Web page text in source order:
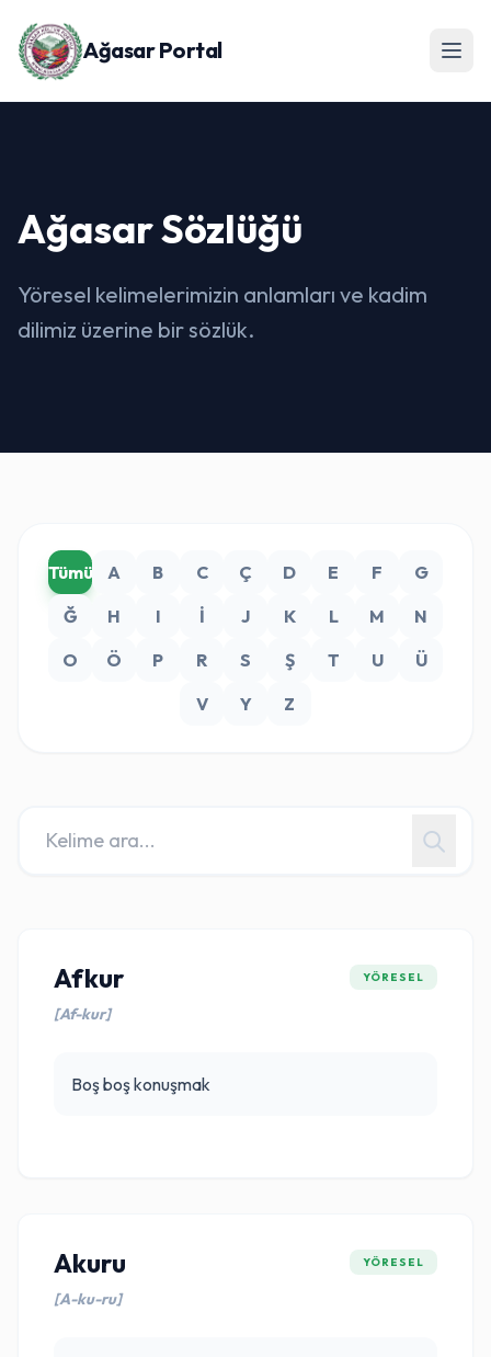
Ağasar Portal
Ağasar Sözlüğü
Yöresel kelimelerimizin anlamları ve kadim
dilimiz üzerine bir sözlük.
Tümü A B C Ç D E F
G
Ğ
H I İ J K L M
N
O
Ö P R S Ş T U
Ü
V
Y Z
Afkur
[Af-kur]
YÖRESEL
Boş boş konuşmak
Akuru
[A-ku-ru]
YÖRESEL